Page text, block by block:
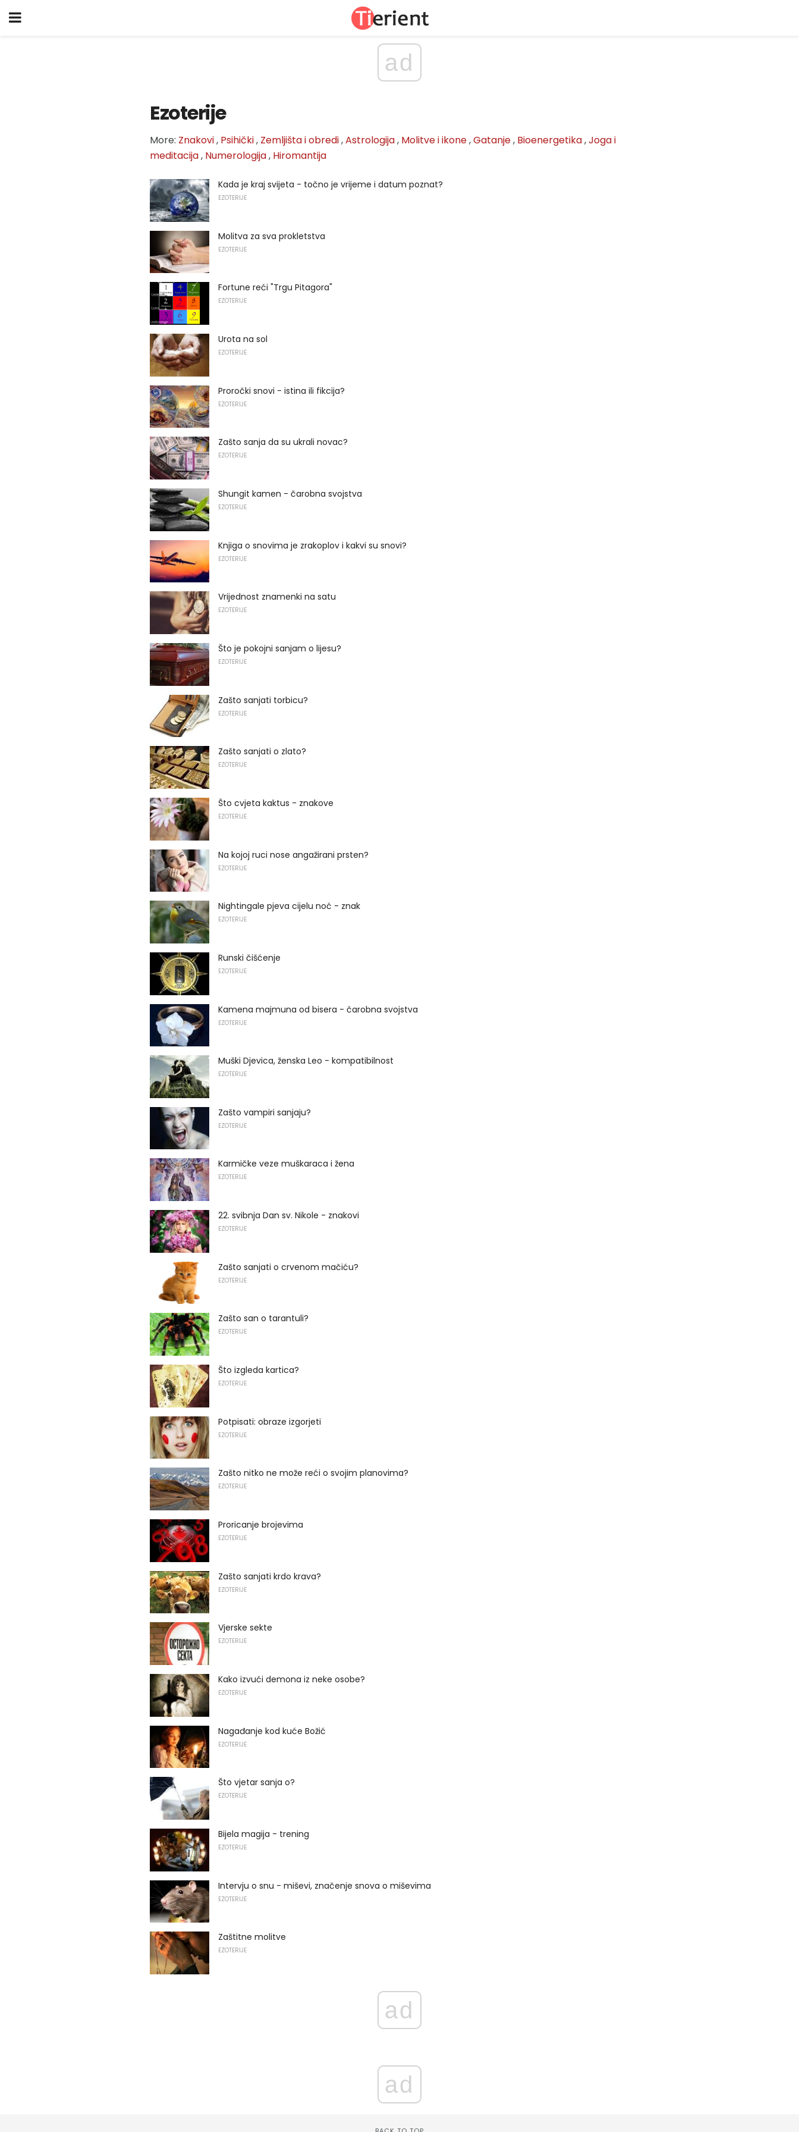
ad
Ezoterije
More: Znakovi, Psihički, Zemljišta i obredi,Astrologija, Molitve i ikone,Gatanje, Bioenergetika,Joga i
meditacija, Numerologija, Hiromantija
Kada je kraj svijeta - točno je vrijeme i datum poznat?
EZOTERIJE
Molitva za sva prokletstva
EZOTERIJE
Fortune reći "Trgu Pitagora"
EZOTERIJE
Urota na sol
EZOTERIJE
Proročki snovi - istina ili fikcija?
EZOTERIJE
Zašto sanja da su ukrali novac?
EZOTERIJE
Shungit kamen - čarobna svojstva
EZOTERIJE
Knjiga o snovima je zrakoplov i kakvi su snovi?
EZOTERIJE
Vrijednost znamenki na satu
EZOTERIJE
Što je pokojni sanjam o lijesu?
EZOTERIJE
Zašto sanjati torbicu?
EZOTERIJE
Zašto sanjati o zlato?
EZOTERIJE
Što cvjeta kaktus - znakove
EZOTERIJE
Na kojoj ruci nose angažirani prsten?
EZOTERIJE
Nightingale pjeva cijelu noć - znak
EZOTERIJE
Runski čišćenje
EZOTERIJE
Kamena majmuna od bisera - čarobna svojstva
EZOTERIJE
Muški Djevica, ženska Leo - kompatibilnost
EZOTERIJE
Zašto vampiri sanjaju?
EZOTERIJE
Karmičke veze muškaraca i žena
EZOTERIJE
22. svibnja Dan sv. Nikole - znakovi
EZOTERIJE
Zašto sanjati o crvenom mačiću?
EZOTERIJE
Zašto san o tarantuli?
EZOTERIJE
Što izgleda kartica?
EZOTERIJE
Potpisati: obraze izgorjeti
EZOTERIJE
Zašto nitko ne može reći o svojim planovima?
EZOTERIJE
Proricanje brojevima
EZOTERIJE
Zašto sanjati krdo krava?
EZOTERIJE
Vjerske sekte
EZOTERIJE
Kako izvući demona iz neke osobe?
EZOTERIJE
Nagađanje kod kuće Božić
EZOTERIJE
Što vjetar sanja o?
EZOTERIJE
Bijela magija - trening
EZOTERIJE
Intervju o snu - miševi, značenje snova o miševima
EZOTERIJE
Zaštitne molitve
EZOTERIJE
ad
ad